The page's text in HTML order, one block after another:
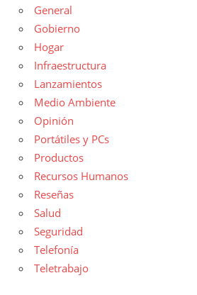
General
Gobierno
Hogar
Infraestructura
Lanzamientos
Medio Ambiente
Opinión
Portátiles y PCs
Productos
Recursos Humanos
Reseñas
Salud
Seguridad
Telefonía
Teletrabajo